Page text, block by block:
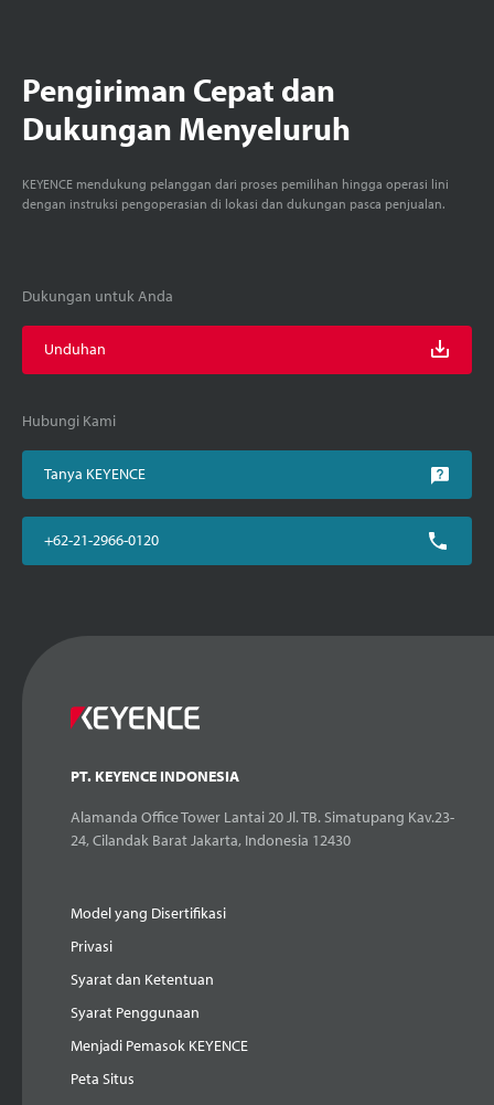
Pengiriman Cepat dan
Dukungan Menyeluruh
KEYENCE mendukung pelanggan dari proses pemilihan hingga operasi lini
dengan instruksi pengoperasian di lokasi dan dukungan pasca penjualan.
Dukungan untuk Anda
Unduhan
Hubungi Kami
Tanya KEYENCE
+62-21-2966-0120
PT. KEYENCE INDONESIA
Alamanda Office Tower Lantai 20 Jl. TB. Simatupang Kav.23-
24, Cilandak Barat Jakarta, Indonesia 12430
Model yang Disertifikasi
Privasi
Syarat dan Ketentuan
Syarat Penggunaan
Menjadi Pemasok KEYENCE
Peta Situs